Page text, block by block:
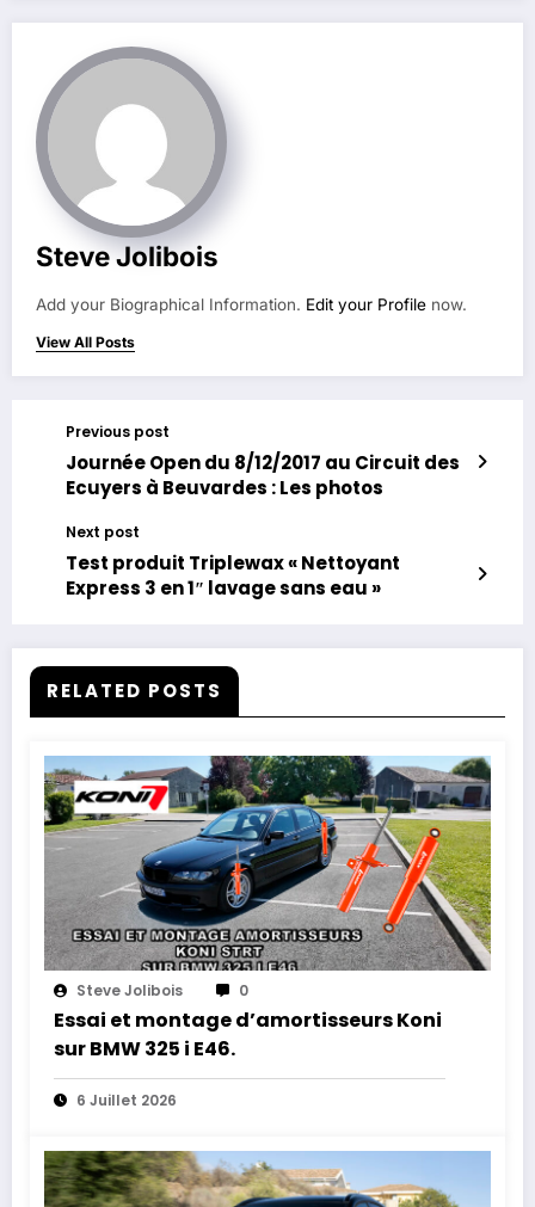
Steve Jolibois
Add your Biographical Information. Edit your Profile now.
View All Posts
Previous post
Journée Open du 8/12/2017 au Circuit des
Ecuyers à Beuvardes : Les photos
Next post
Test produit Triplewax « Nettoyant
Express 3 en 1″ lavage sans eau »
RELATED POSTS
Steve Jolibois 0
Essai et montage d’amortisseurs Koni
sur BMW 325 i E46.
6 Juillet 2026